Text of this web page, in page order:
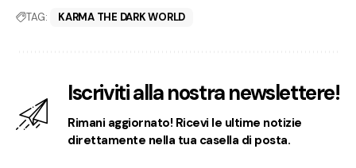
TAG: KARMA THE DARK WORLD
Iscriviti alla nostra newslettere!
Rimani aggiornato! Ricevi le ultime notizie
direttamente nella tua casella di posta.